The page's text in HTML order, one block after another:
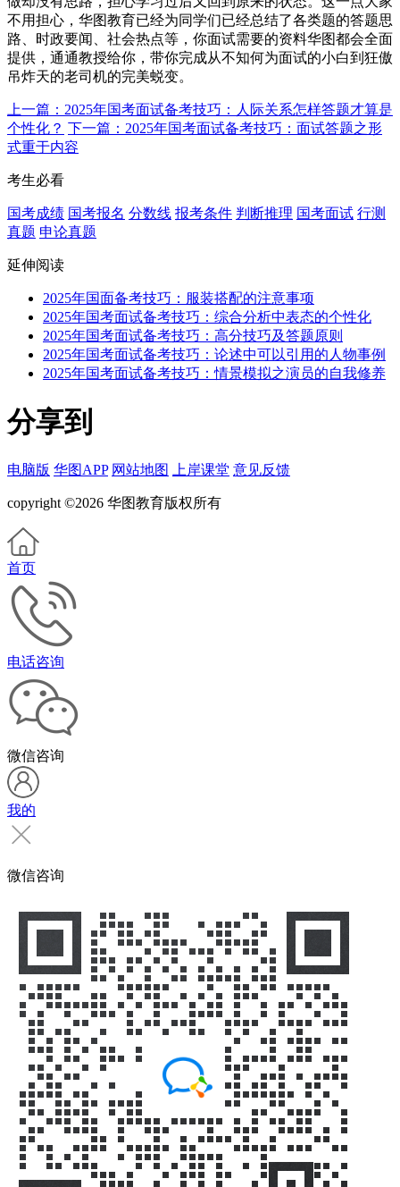
不用担心，华图教育已经为同学们已经总结了各类题的答题思
路、时政要闻、社会热点等，你面试需要的资料华图都会全面
提供，通通教授给你，带你完成从不知何为面试的小白到狂傲
吊炸天的老司机的完美蜕变。
上一篇：2025年国考面试备考技巧：人际关系怎样答题才算是
个性化？ 下一篇：2025年国考面试备考技巧：面试答题之形
式重于内容
考生必看
国考成绩 国考报名 分数线 报考条件 判断推理 国考面试 行测
真题 申论真题
延伸阅读
2025年国面备考技巧：服装搭配的注意事项
2025年国考面试备考技巧：综合分析中表态的个性化
2025年国考面试备考技巧：高分技巧及答题原则
2025年国考面试备考技巧：论述中可以引用的人物事例
2025年国考面试备考技巧：情景模拟之演员的自我修养
分享到
电脑版 华图APP 网站地图 上岸课堂 意见反馈
copyright ©2026 华图教育版权所有
首页
电话咨询
微信咨询
我的
微信咨询